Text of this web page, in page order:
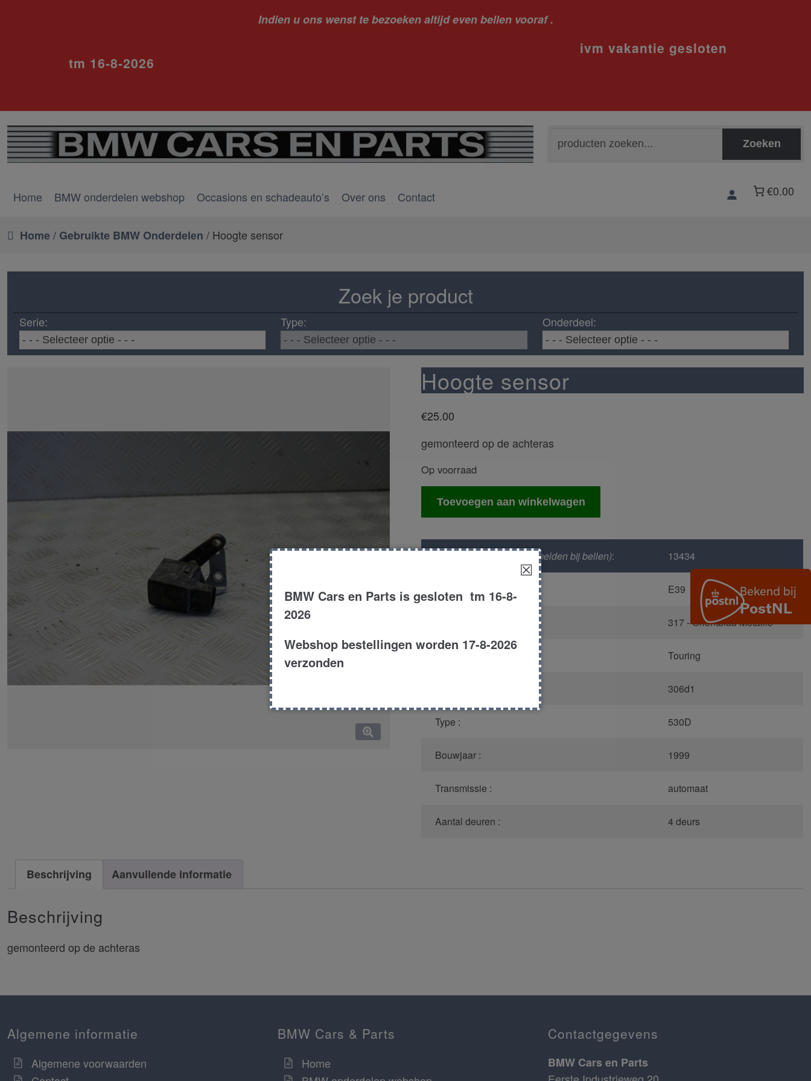
Indien u ons wenst te bezoeken altijd even bellen vooraf .
ivm vakantie gesloten
tm 16-8-2026
naar:
Zoeken
Home BMW onderdelen webshop Occasions en schadeauto’s Over ons Contact €0.00
Home/ Gebruikte BMW Onderdelen / Hoogte sensor
Zoek je product
Serie: Type: Onderdeel:
Hoogte sensor
€25.00
gemonteerd op de achteras
Op voorraad
Hoogte
Toevoegen aan winkelwagen
(graag melden bij bellen): 13434
Model : E39
317 - Orientblau Metallic
Touring
306d1
Type : 530D
Bouwjaar : 1999
Transmissie : automaat
Aantal deuren : 4 deurs
Beschrijving Aanvullende informatie
Beschrijving
gemonteerd op de achteras
Algemene informatie
Algemene voorwaarden
BMW Cars & Parts
Home
Contactgegevens
BMW Cars en Parts
☒
BMW Cars en Parts is gesloten tm 16-8-
2026
Webshop bestellingen worden 17-8-2026
verzonden